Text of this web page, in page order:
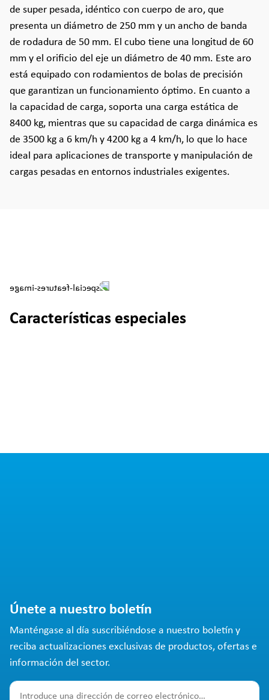
de super pesada, idéntico con cuerpo de aro, que
presenta un diámetro de 250 mm y un ancho de banda
de rodadura de 50 mm. El cubo tiene una longitud de 60
mm y el orificio del eje un diámetro de 40 mm. Este aro
está equipado con rodamientos de bolas de precisión
que garantizan un funcionamiento óptimo. En cuanto a
la capacidad de carga, soporta una carga estática de
8400 kg, mientras que su capacidad de carga dinámica es
de 3500 kg a 6 km/h y 4200 kg a 4 km/h, lo que lo hace
ideal para aplicaciones de transporte y manipulación de
cargas pesadas en entornos industriales exigentes.
Características especiales
Únete a nuestro boletín
Manténgase al día suscribiéndose a nuestro boletín y
reciba actualizaciones exclusivas de productos, ofertas e
información del sector.